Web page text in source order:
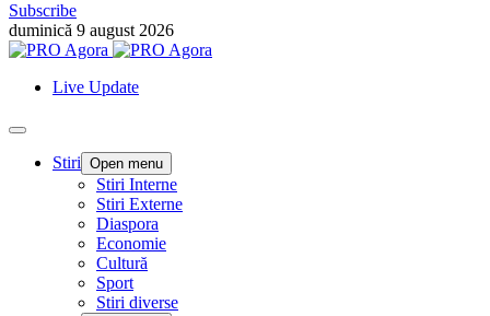
Subscribe
duminică 9 august 2026
Live Update
Stiri Open menu
Stiri Interne
Stiri Externe
Diaspora
Economie
Cultură
Sport
Stiri diverse